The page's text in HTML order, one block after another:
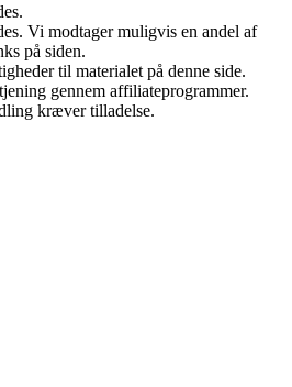
Vi modtager muligvis en andel af
på siden.
til materialet på denne side.
gennem affiliateprogrammer.
kræver tilladelse.